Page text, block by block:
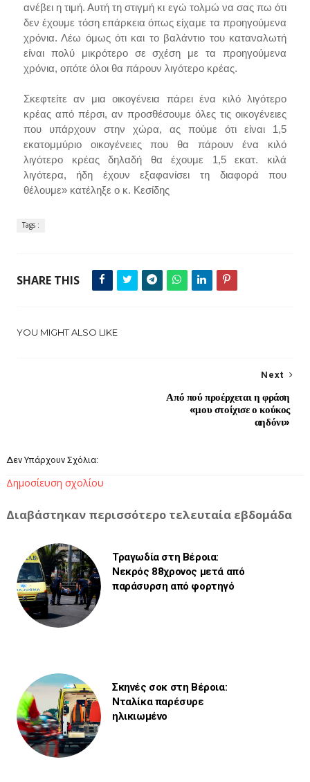
ανέβει η τιμή. Αυτή τη στιγμή κι εγώ τολμώ να σας πω ότι
δεν έχουμε τόση επάρκεια όπως είχαμε τα προηγούμενα
χρόνια. Λέω όμως ότι και το βαλάντιο του καταναλωτή
είναι πολύ μικρότερο σε σχέση με τα προηγούμενα
χρόνια, οπότε όλοι θα πάρουν λιγότερο κρέας.
Σκεφτείτε αν μια οικογένεια πάρει ένα κιλό λιγότερο
κρέας από πέρσι, αν προσθέσουμε όλες τις οικογένειες
που υπάρχουν στην χώρα, ας πούμε ότι είναι 1,5
εκατομμύριο οικογένειες που θα πάρουν ένα κιλό
λιγότερο κρέας δηλαδή θα έχουμε 1,5 εκατ. κιλά
λιγότερα, ήδη έχουν εξαφανίσει τη διαφορά που
θέλουμε» κατέληξε ο κ. Κεσίδης
Tags :
SHARE THIS
YOU MIGHT ALSO LIKE
Next
Από πού προέρχεται η φράση
«μου στοίχισε ο κούκος
αηδόνι»
Δεν Υπάρχουν Σχόλια:
Δημοσίευση σχολίου
Διαβάστηκαν περισσότερο τελευταία εβδομάδα
Τραγωδία στη Βέροια:
Νεκρός 88χρονος μετά από
παράσυρση από φορτηγό
Σκηνές σοκ στη Βέροια:
Νταλίκα παρέσυρε
ηλικιωμένο